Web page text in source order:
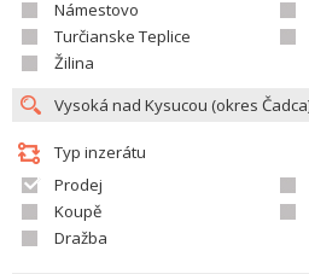
Námestovo
Turčianske Teplice
Žilina
Typ inzerátu
Prodej
Koupě
Dražba